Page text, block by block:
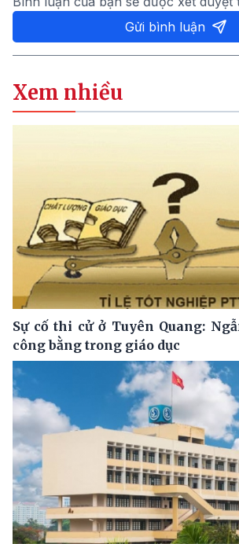
Gửi bình luận
Xem nhiều
Sự cố thi cử ở Tuyên Quang:
công bằng trong giáo dục